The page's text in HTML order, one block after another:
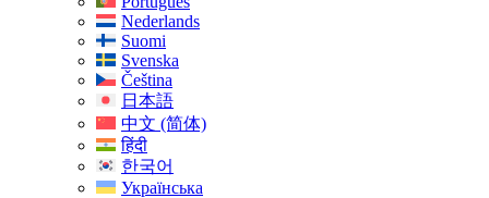
Nederlands
Suomi
Svenska
Čeština
日本語
中文 (简体)
हिंदी
한국어
Українська